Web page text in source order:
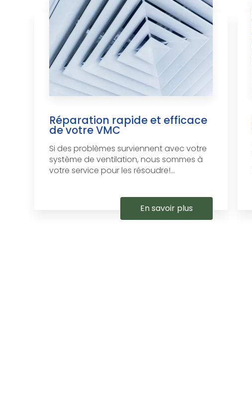
Réparation rapide et efficace
de votre VMC
Si des problèmes surviennent avec votre
système de ventilation, nous sommes à
votre service pour les résoudre!...
En savoir plus